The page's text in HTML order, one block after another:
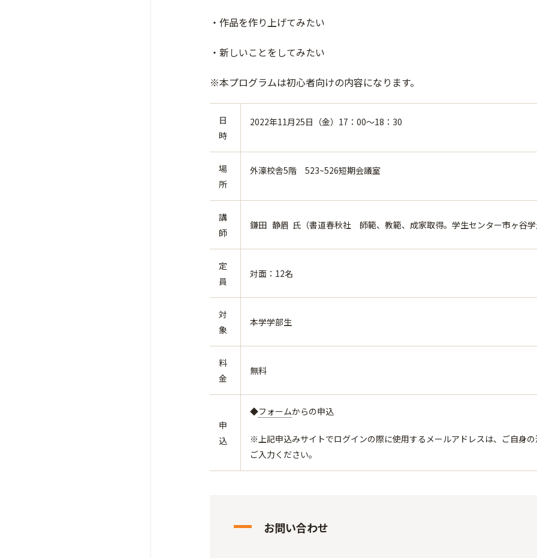
・作品を作り上げてみたい
・新しいことをしてみたい
※本プログラムは初心者向けの内容になります。
日
時
2022年11月25日（金）17：00～18：30
場
所
外濠校舎5階 523~526短期会議室
講
師
鎌田 静眉 氏（書道春秋社 師範、教範、成家取得。学生センター市ヶ谷学
定
員
対面：12名
対
象
本学学部生
料
金
無料
申
込
◆フォームからの申込
※上記申込みサイトでログインの際に使用するメールアドレスは、ご自身
ご入力ください。
お問い合わせ